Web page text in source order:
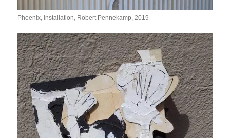
Phoenix, installation, Robert Pennekamp, 2019